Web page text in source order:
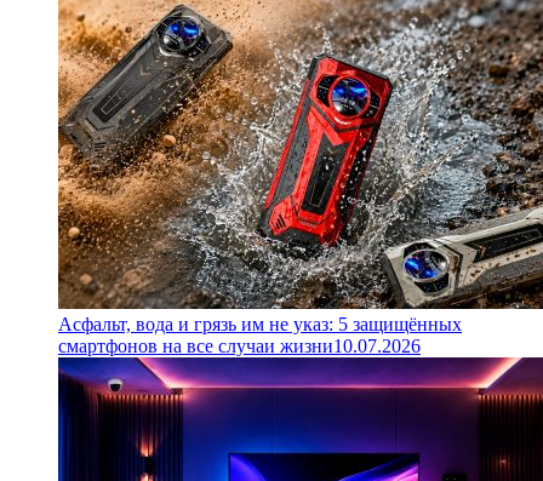
Асфальт, вода и грязь им не указ: 5 защищённых
смартфонов на все случаи жизни10.07.2026